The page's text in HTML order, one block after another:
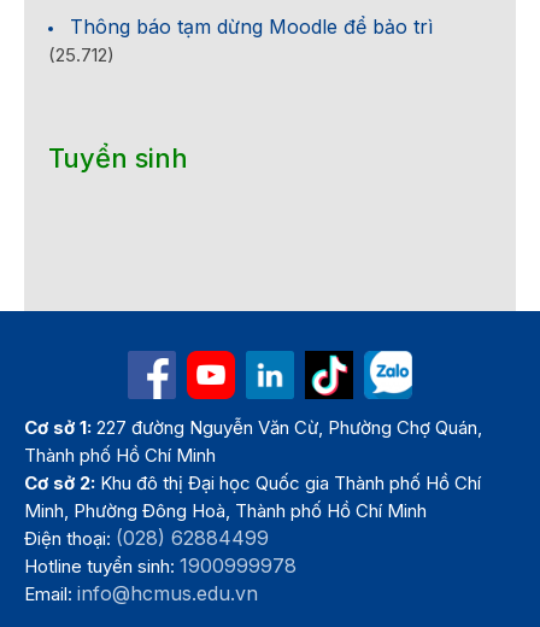
Thông báo tạm dừng Moodle để bảo trì
(25.712)
Tuyển sinh
Cơ sở 1: 227 đường Nguyễn Văn Cừ, Phường Chợ Quán,
Thành phố Hồ Chí Minh
Cơ sở 2: Khu đô thị Đại học Quốc gia Thành phố Hồ Chí
Minh, Phường Đông Hoà, Thành phố Hồ Chí Minh
Điện thoại: (028) 62884499
Hotline tuyển sinh:1900999978
Email:info@hcmus.edu.vn